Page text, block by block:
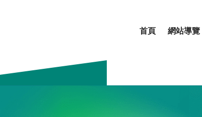
首頁 網站導覽